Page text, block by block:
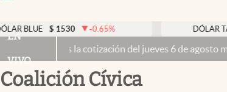
Otras secciones
Infotechnology
$ 1530 -0.65% DÓLAR TARJETA $
EN
VIVO
cotización del jueves 6 de agosto minuto a minuto
Coalición Cívica